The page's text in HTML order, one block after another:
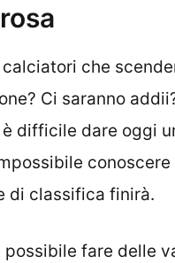
che
Ci saranno
difficile dare oggi
di classifica finirà.
possibile fare delle